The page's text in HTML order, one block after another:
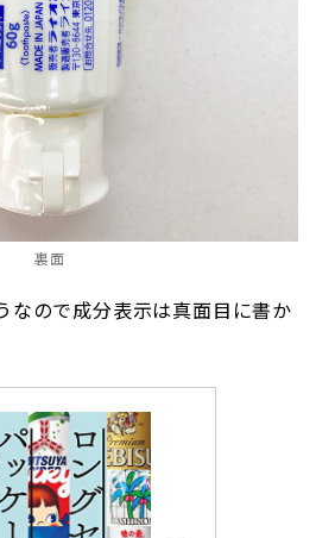
裏面
なので成分表示は真面目に書か